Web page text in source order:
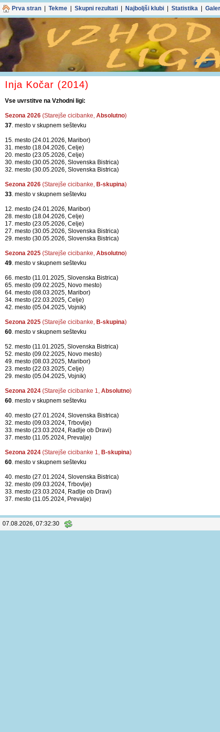
Prva stran Tekme Skupni rezultati Najboljši klubi Statistika
Inja Kočar (2014)
Vse uvrstitve na Vzhodni ligi:
Sezona 2026 (Starejše cicibanke, Absolutno)
37. mesto v skupnem seštevku
15. mesto (24.01.2026, Maribor)
31. mesto (18.04.2026, Celje)
20. mesto (23.05.2026, Celje)
30. mesto (30.05.2026, Slovenska Bistrica)
32. mesto (30.05.2026, Slovenska Bistrica)
Sezona 2026 (Starejše cicibanke, B-skupina)
33. mesto v skupnem seštevku
12. mesto (24.01.2026, Maribor)
28. mesto (18.04.2026, Celje)
17. mesto (23.05.2026, Celje)
27. mesto (30.05.2026, Slovenska Bistrica)
29. mesto (30.05.2026, Slovenska Bistrica)
Sezona 2025 (Starejše cicibanke, Absolutno)
49. mesto v skupnem seštevku
66. mesto (11.01.2025, Slovenska Bistrica)
65. mesto (09.02.2025, Novo mesto)
64. mesto (08.03.2025, Maribor)
34. mesto (22.03.2025, Celje)
42. mesto (05.04.2025, Vojnik)
Sezona 2025 (Starejše cicibanke, B-skupina)
60. mesto v skupnem seštevku
52. mesto (11.01.2025, Slovenska Bistrica)
52. mesto (09.02.2025, Novo mesto)
49. mesto (08.03.2025, Maribor)
23. mesto (22.03.2025, Celje)
29. mesto (05.04.2025, Vojnik)
Sezona 2024 (Starejše cicibanke 1, Absolutno)
60. mesto v skupnem seštevku
40. mesto (27.01.2024, Slovenska Bistrica)
32. mesto (09.03.2024, Trbovlje)
33. mesto (23.03.2024, Radlje ob Dravi)
37. mesto (11.05.2024, Prevalje)
Sezona 2024 (Starejše cicibanke 1, B-skupina)
60. mesto v skupnem seštevku
40. mesto (27.01.2024, Slovenska Bistrica)
32. mesto (09.03.2024, Trbovlje)
33. mesto (23.03.2024, Radlje ob Dravi)
37. mesto (11.05.2024, Prevalje)
07.08.2026, 07:32:31